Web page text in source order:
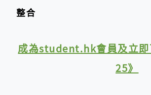
整合
成為student.hk會員及立即
25》